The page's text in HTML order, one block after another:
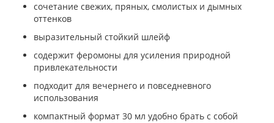
сочетание свежих, пряных, смолистых и дымных
оттенков
выразительный стойкий шлейф
содержит феромоны для усиления природной
привлекательности
подходит для вечернего и повседневного
использования
компактный формат 30 мл удобно брать с собой